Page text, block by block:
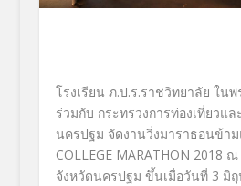
โรงเรียน ภ.ป.ร.ราชวิทยาลัย ใน
ร่วมกับ กระทรวงการท่องเที่ยวแ
นครปฐม จัดงานวิ่งมาราธอนข้าม
COLLEGE MARATHON 2018
จังหวัดนครปฐม ขึ้นเมื่อวันที่ 3 มิ